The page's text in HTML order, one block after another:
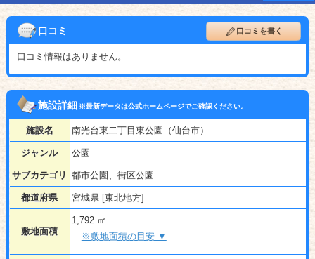
口コミ 口コミを書く
口コミ情報はありません。
施設詳細※最新データは公式ホームページでご確認ください。
施設名 南光台東二丁目東公園（仙台市）
ジャンル 公園
サブカテゴリ 都市公園、街区公園
都道府県 宮城県 [東北地方]
敷地面積
1,792 ㎡
※敷地面積の目安 ▼